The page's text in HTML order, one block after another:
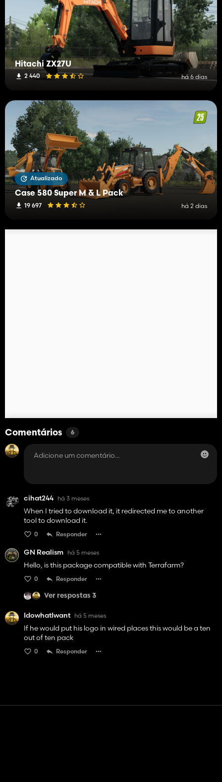
Hitachi ZX27U
2 440 há 6 dias
Atualizado
Case 580 Super M & L Pack
19 697 há 2 dias
Comentários 6
cihat244 há 3 meses
When I tried to download it, it redirected me to another
tool to download it.
0 Responder
GN Realism há 5 meses
Hello, is this package compatible with Terrafarm?
0 Responder
Ver respostas 3
IdowhatIwant há 5 meses
If he would put his logo in wired places this would be a ten
out of ten pack
0 Responder